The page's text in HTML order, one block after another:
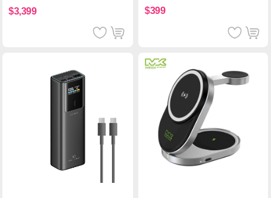
$3,399 $399